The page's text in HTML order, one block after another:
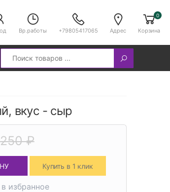
Вр.работы +79805417065 Адрес
0
Корзина
Search
вкус - сыр
250 ₽
Купить в 1 клик
избранное